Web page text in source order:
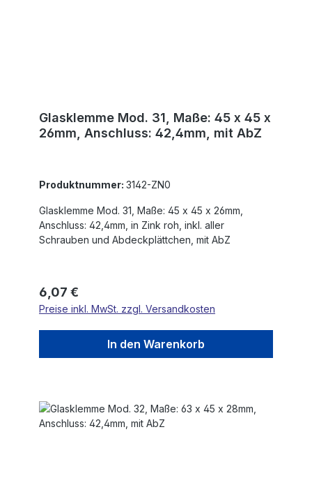
Glasklemme Mod. 31, Maße: 45 x 45 x
26mm, Anschluss: 42,4mm, mit AbZ
Produktnummer: 3142-ZN0
Glasklemme Mod. 31, Maße: 45 x 45 x 26mm,
Anschluss: 42,4mm, in Zink roh, inkl. aller
Schrauben und Abdeckplättchen, mit AbZ
Regulärer Preis:
6,07 €
Preise inkl. MwSt. zzgl. Versandkosten
In den Warenkorb